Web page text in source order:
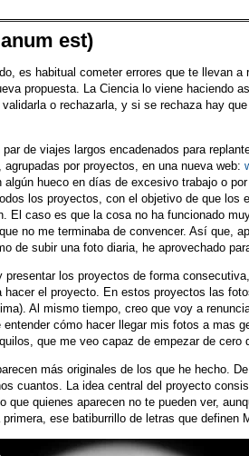
est)
es habitual cometer errores que te llevan
propuesta. La Ciencia lo viene haciendo
o rechazarla, y si se rechaza hay
de viajes largos encadenados para
por proyectos, en una nueva web:
hueco en días de excesivo trabajo o
los proyectos, con el objetivo de que los
El caso es que la cosa no ha funcionado
no me terminaba de convencer. Así que,
de subir una foto diaria, he aprovechado
los proyectos de forma
el proyecto. En estos proyectos las
Al mismo tiempo, creo que voy a
cómo hacer llegar mis fotos a mas
que me veo capaz de empezar de cero
más originales de los que he hecho.
cuantos. La idea central del proyecto
quienes aparecen no te pueden ver,
ese batiburrillo de letras que definen